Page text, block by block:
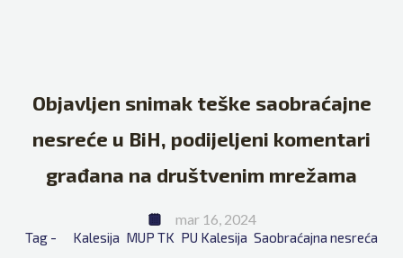
Objavljen snimak teške saobraćajne
nesreće u BiH, podijeljeni komentari
građana na društvenim mrežama
mar 16, 2024
Tag - Kalesija MUP TK PU Kalesija Saobraćajna nesreća